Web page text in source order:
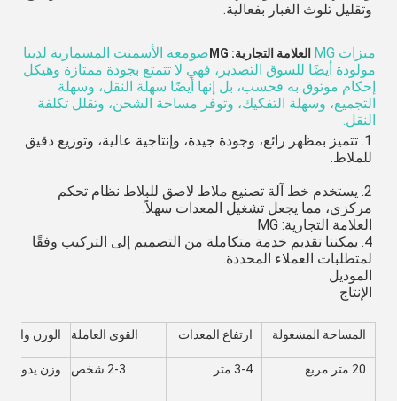
وتقليل تلوث الغبار بفعالية.
ميزات MG العلامة التجارية: MG
صومعة الأسمنت المسمارية لدينا
مولودة أيضًا للسوق التصدير، فهي لا تتمتع بجودة ممتازة وهيكل
إحكام موثوق به فحسب، بل إنها أيضًا سهلة النقل، وسهلة
التجميع، وسهلة التفكيك، وتوفر مساحة الشحن، وتقلل تكلفة
النقل.
للملاط.
مركزي، مما يجعل تشغيل المعدات سهلاً.
العلامة التجارية: MG
لمتطلبات العملاء المحددة.
الموديل
الإنتاج
المساحة المشغولة ارتفاع المعدات القوى العاملة الوزن
20 متر مربع 3-4 متر 2-3 شخص وزن يدوي